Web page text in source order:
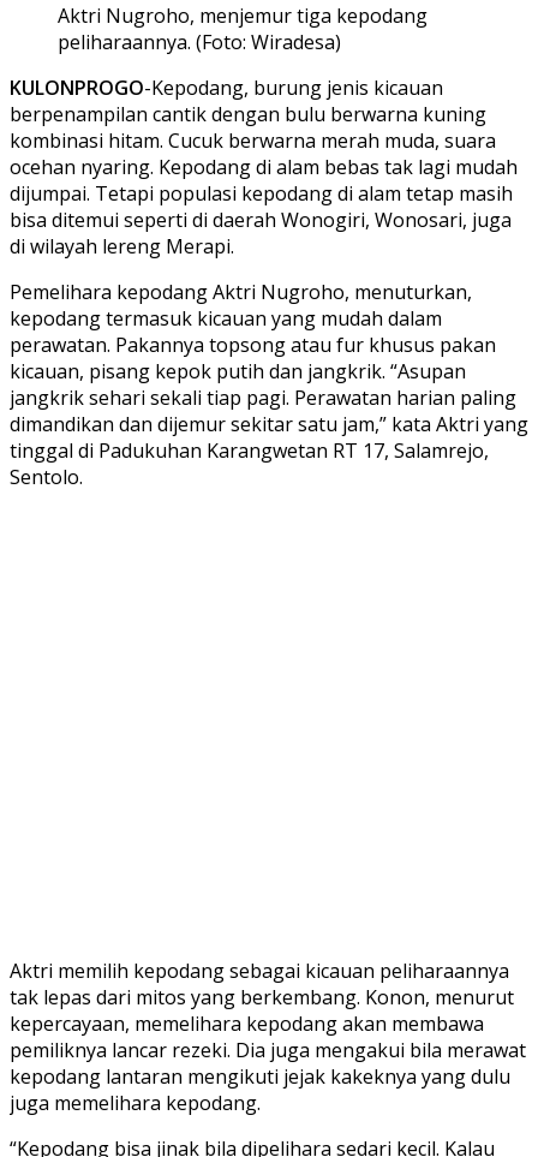
Aktri Nugroho, menjemur tiga kepodang
peliharaannya. (Foto: Wiradesa)
KULONPROGO-Kepodang, burung jenis kicauan
berpenampilan cantik dengan bulu berwarna kuning
kombinasi hitam. Cucuk berwarna merah muda, suara
ocehan nyaring. Kepodang di alam bebas tak lagi mudah
dijumpai. Tetapi populasi kepodang di alam tetap masih
bisa ditemui seperti di daerah Wonogiri, Wonosari, juga
di wilayah lereng Merapi.
Pemelihara kepodang Aktri Nugroho, menuturkan,
kepodang termasuk kicauan yang mudah dalam
perawatan. Pakannya topsong atau fur khusus pakan
kicauan, pisang kepok putih dan jangkrik. “Asupan
jangkrik sehari sekali tiap pagi. Perawatan harian paling
dimandikan dan dijemur sekitar satu jam,” kata Aktri yang
tinggal di Padukuhan Karangwetan RT 17, Salamrejo,
Sentolo.
Aktri memilih kepodang sebagai kicauan peliharaannya
tak lepas dari mitos yang berkembang. Konon, menurut
kepercayaan, memelihara kepodang akan membawa
pemiliknya lancar rezeki. Dia juga mengakui bila merawat
kepodang lantaran mengikuti jejak kakeknya yang dulu
juga memelihara kepodang.
“Kepodang bisa jinak bila dipelihara sedari kecil. Kalau